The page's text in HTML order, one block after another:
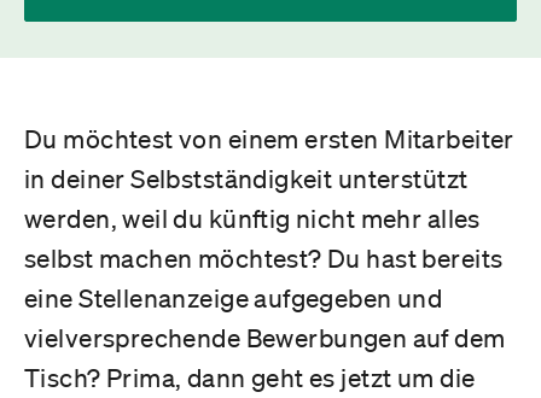
Du möchtest von einem ersten Mitarbeiter
in deiner Selbstständigkeit unterstützt
werden, weil du künftig nicht mehr alles
selbst machen möchtest? Du hast bereits
eine Stellenanzeige aufgegeben und
vielversprechende Bewerbungen auf dem
Tisch? Prima, dann geht es jetzt um die